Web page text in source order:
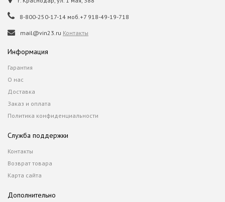
8-800-250-17-14 моб.+7 918-49-19-718
mail@vin23.ru Контакты
Информация
Гарантия
О нас
Доставка
Заказ и оплата
Политика конфиденциальности
Служба поддержки
Контакты
Возврат товара
Карта сайта
Дополнительно